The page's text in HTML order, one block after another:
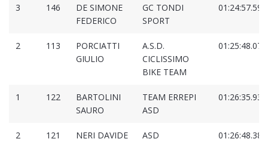
3 146
DE SIMONE
FEDERICO
GC TONDI
SPORT
01:24:57.595
2 113
PORCIATTI
GIULIO
A.S.D.
CICLISSIMO
BIKE TEAM
01:25:48.077
1 122
BARTOLINI
SAURO
TEAM ERREPI
ASD
01:26:35.938
2 121 NERI DAVIDE
ASD
01:26:48.386